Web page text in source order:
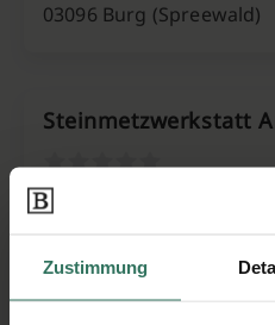
Zustimmung
03096 Burg (Spreewald)
Steinmetzwerkstatt
August-Bebel-Str. 71